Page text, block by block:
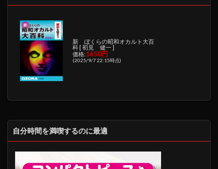
新 ぼくらの昭和オカルト大百
科 [ 初見 健一 ]
価格:1650円
(2025/9/7 22:15時点)
自分時間を満喫するのに最適